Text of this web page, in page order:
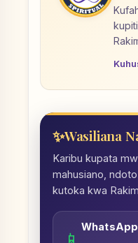
Wasiliana
Karibu kupata
mahusiano,
kutoka kwa
WhatsApp